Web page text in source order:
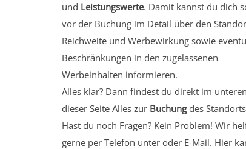
und Leistungswerte. Damit kannst du dich
vor der Buchung im Detail über den
Reichweite und Werbewirkung sowie
Beschränkungen in den zugelassenen
Werbeinhalten informieren.
Alles klar? Dann findest du direkt im
dieser Seite Alles zur Buchungdes
Hast du noch Fragen? Kein Problem! Wir
gerne per Telefon unter oder E-Mail. Hier